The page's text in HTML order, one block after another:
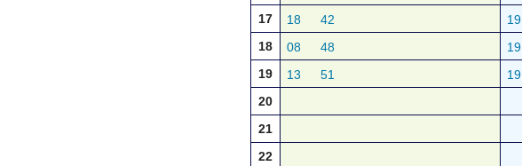
17 18 42 19
18 08 48 19
19 13 51 19
20
21
22